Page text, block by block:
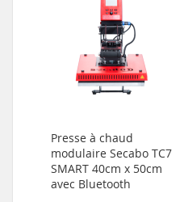
Presse à chaud
modulaire Secabo TC7
SMART 40cm x 50cm
avec Bluetooth